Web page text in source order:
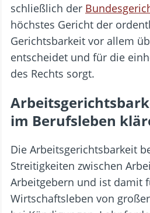
schließlich der
höchstes Gericht der
Gerichtsbarkeit vor allem
entscheidet und für die
des Rechts sorgt.
im Berufsleben
Die Arbeitsgerichtsbarkeit
Streitigkeiten zwischen
Arbeitgebern und ist damit
Wirtschaftsleben von